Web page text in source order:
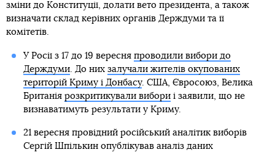
зміни до Конституції, долати вето президента, а також
визначати склад керівних органів Держдуми та її
комітетів.
У Росії з 17 до 19 вересня проводили вибори до
Держдуми. До них залучали жителів окупованих
територій Криму і Донбасу. США, Євросоюз, Велика
Британія розкритикували вибориі заявили, що не
визнаватимуть результати у Криму.
21 вересня провідний російський аналітик виборів
Сергій Шпількин опублікував аналіз даних